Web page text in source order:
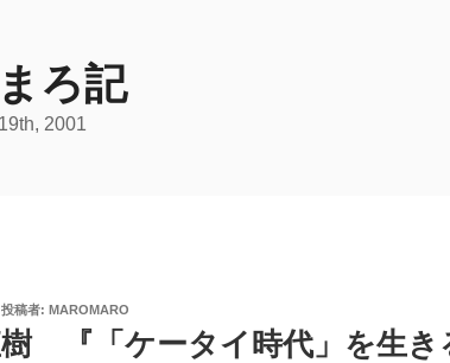
ろ記
2001
投稿者: MAROMARO
『「ケータイ時代」を生き